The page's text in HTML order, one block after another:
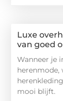
Luxe
van goed
Wanneer je
mooi blijft.